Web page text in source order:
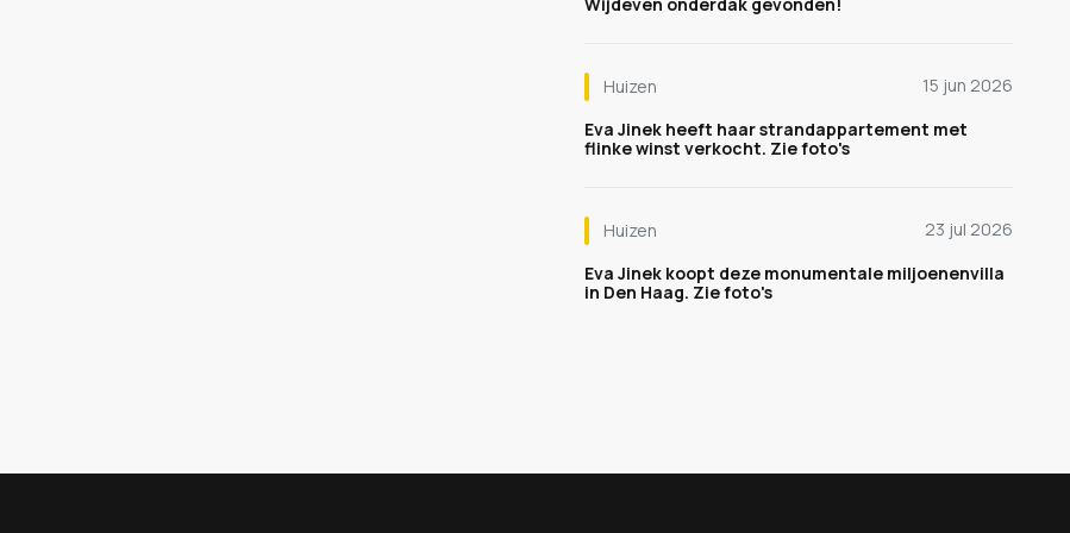
Huizen
15 jun 2026
Eva Jinek heeft haar strandappartement met
flinke winst verkocht. Zie foto's
Huizen
23 jul 2026
Eva Jinek koopt deze monumentale miljoenenvilla
in Den Haag. Zie foto's